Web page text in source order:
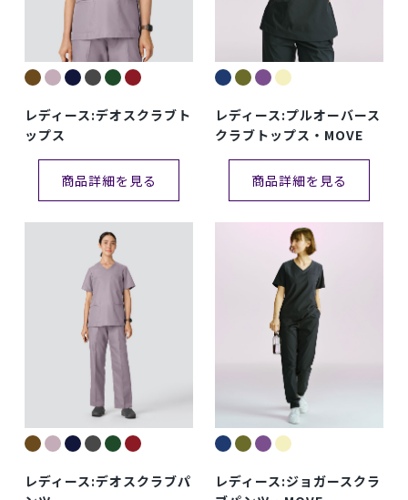
レディース:デオスクラブト
ップス
商品詳細を見る
レディース:プルオーバース
クラブトップス・MOVE
商品詳細を見る
レディース:デオスクラブパ
レディース:ジョガースクラ